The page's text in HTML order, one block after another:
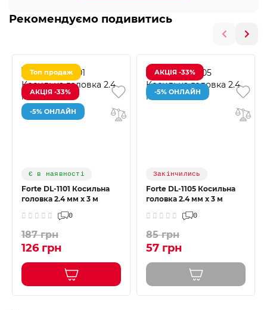
Рекомендуємо подивитись
Топ продаж
АКЦІЯ -33%
-5% ОНЛАЙН
Є в наявності
Forte DL-1101 Косильна
головка 2.4 мм х 3 м
0
187 грн
126 грн
АКЦІЯ -33%
-5% ОНЛАЙН
Закінчились
Forte DL-1105 Косильна
головка 2.4 мм х 3 м
0
85 грн
57 грн